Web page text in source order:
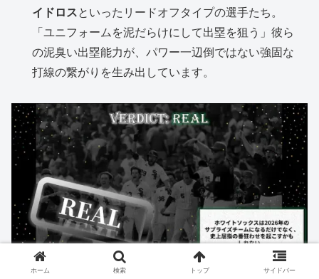
イドロスといったリードオフタイプの選手たち。
「ユニフォームを泥だらけにして出塁を狙う」彼ら
の泥臭い出塁能力が、パワー一辺倒ではない強固な
打線の繋がりを生み出しています。
ホーム 検索 トップ サイドバー